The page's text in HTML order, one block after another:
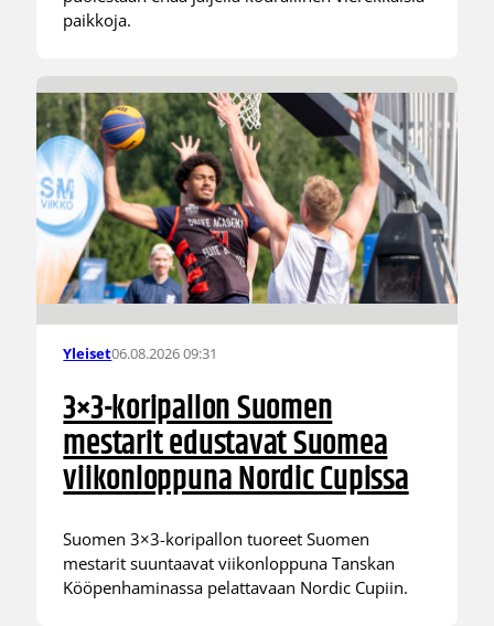
paikkoja.
Yleiset06.08.2026 09:31
3×3-koripallon Suomen
mestarit edustavat Suomea
viikonloppuna Nordic Cupissa
Suomen 3×3-koripallon tuoreet Suomen
mestarit suuntaavat viikonloppuna Tanskan
Kööpenhaminassa pelattavaan Nordic Cupiin.